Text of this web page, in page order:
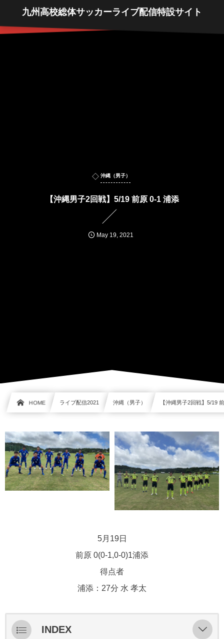
九州高校総体サッカーライブ配信特設サイト
沖縄（男子）
【沖縄男子2回戦】5/19 前原 0-1 浦添
May 19,2021
HOME ライブ配信2021 沖縄（男子） 【沖縄男子2回戦】5/19
5月19日
前原 0(0-1,0-0)1浦添
得点者
浦添：27分 水 孝太
INDEX